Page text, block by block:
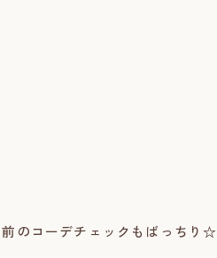
のコーデチェックもばっちり☆